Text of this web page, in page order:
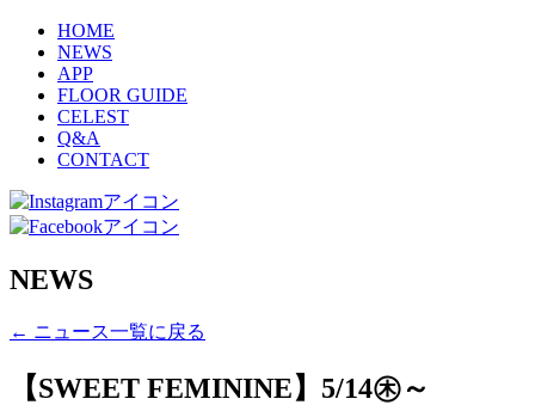
HOME
NEWS
APP
FLOOR GUIDE
CELEST
Q&A
CONTACT
NEWS
← ニュース一覧に戻る
【SWEET FEMININE】5/14㊍～